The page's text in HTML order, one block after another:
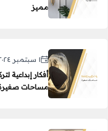
مميز
١ سبتمبر ٢٠٢٤
أفكار إبداعية
مساحات